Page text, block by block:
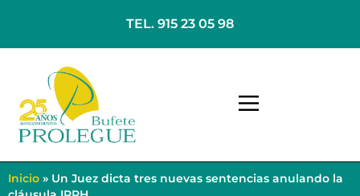
TEL. 915 23 05 98
Inicio » Un Juez dicta tres nuevas sentencias anulando la